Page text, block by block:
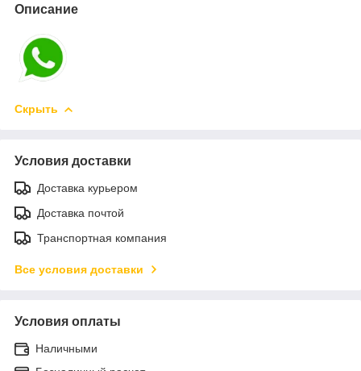
Описание
Скрыть
Условия доставки
Доставка курьером
Доставка почтой
Транспортная компания
Все условия доставки
Условия оплаты
Наличными